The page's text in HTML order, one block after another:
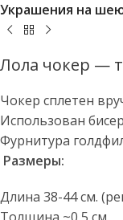
Украшения на
Лола чокер —
Чокер сплетен
Использован
Фурнитура
Размеры:
Длина 38-44 см.